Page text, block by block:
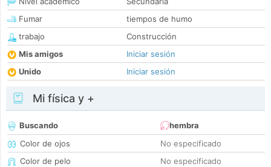
Fumar
tiempos de humo
trabajo
Construcción
Mis amigos
Iniciar sesión
Unido
Iniciar sesión
Mi física y +
Buscando
hembra
Color de ojos
No especificado
Color de pelo
No especificado